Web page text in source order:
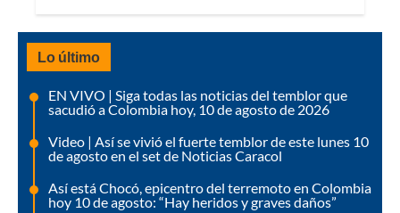
Lo último
EN VIVO | Siga todas las noticias del temblor que
sacudió a Colombia hoy, 10 de agosto de 2026
Video | Así se vivió el fuerte temblor de este lunes 10
de agosto en el set de Noticias Caracol
Así está Chocó, epicentro del terremoto en Colombia
hoy 10 de agosto: “Hay heridos y graves daños”